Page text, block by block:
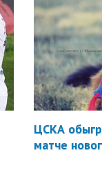
ЦСКА
матче